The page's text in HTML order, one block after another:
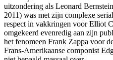
uitzondering als Leonard
2011) was met zijn complexe
respect in vakkringen voor Elliot
omgekeerd evenredig aan zijn
het fenomeen Frank Zappa voor
Frans-Amerikaanse componist